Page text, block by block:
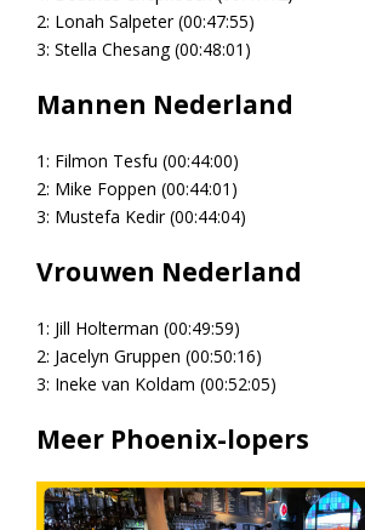
2: Lonah Salpeter (00:47:55)
3: Stella Chesang (00:48:01)
Mannen Nederland
1: Filmon Tesfu (00:44:00)
2: Mike Foppen (00:44:01)
3: Mustefa Kedir (00:44:04)
Vrouwen Nederland
1: Jill Holterman (00:49:59)
2: Jacelyn Gruppen (00:50:16)
3: Ineke van Koldam (00:52:05)
Meer Phoenix-lopers